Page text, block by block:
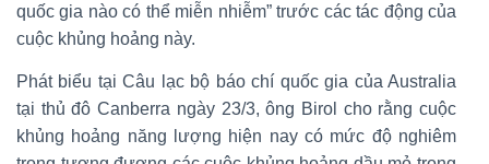
quốc gia nào có thể miễn nhiễm” trước các tác động của
cuộc khủng hoảng này.
Phát biểu tại Câu lạc bộ báo chí quốc gia của Australia
tại thủ đô Canberra ngày 23/3, ông Birol cho rằng cuộc
khủng hoảng năng lượng hiện nay có mức độ nghiêm